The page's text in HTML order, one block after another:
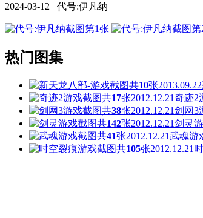
2024-03-12 代号:伊凡纳
热门图集
共10张2013.09.22
共17张2012.12.21奇迹2
共38张2012.12.21剑网3
共142张2012.12.21剑灵
共41张2012.12.21武魂游
共105张2012.12.21